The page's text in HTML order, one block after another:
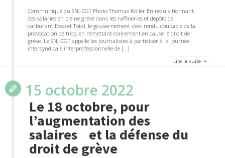
Communiqué du SNJ-CGT Photo Thomas Koller En réquisitionnant
des salariés en pleine grève dans les raffineries et dépôts de
carburant Esso et Total, le gouvernement s’est rendu coupable de la
provocation de trop, en remettant clairement en cause le droit de
grève. Le SNJ-CGT appelle les journalistes à participer à la journée
intersyndicale interprofessionnelle de […]
Lire la suite
15 octobre 2022
Le 18 octobre, pour
l’augmentation des
salaires et la défense du
droit de grève